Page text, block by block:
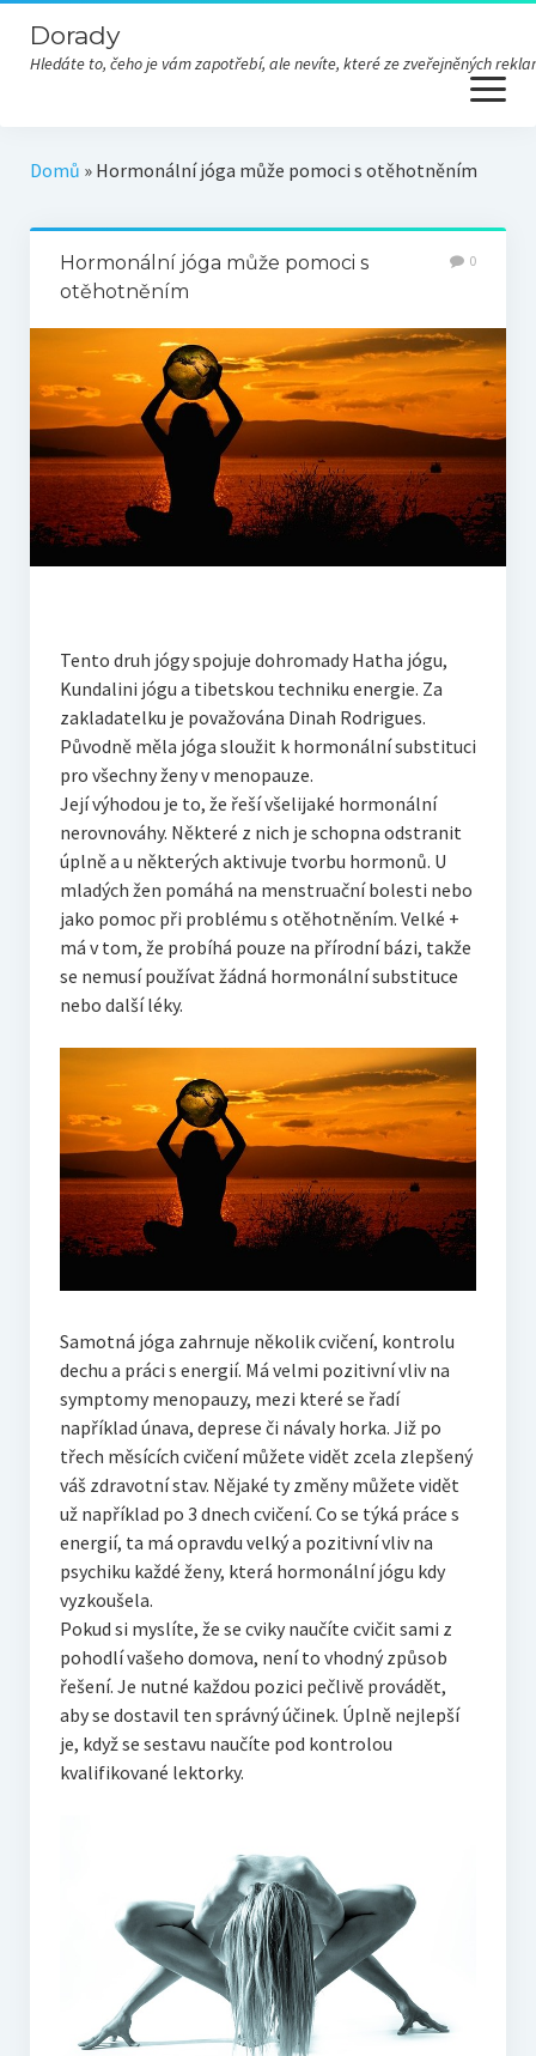
Dorady
Hledáte to, čeho je vám zapotřebí, ale nevíte, které ze zveřejněných
open
menu
Domů » Hormonální jóga může pomoci s otěhotněním
Hormonální jóga může pomoci s
otěhotněním
0
Tento druh jógy spojuje dohromady Hatha jógu,
Kundalini jógu a tibetskou techniku energie. Za
zakladatelku je považována Dinah Rodrigues.
Původně měla jóga sloužit k hormonální substituci
pro všechny ženy v menopauze.
Její výhodou je to, že řeší všelijaké hormonální
nerovnováhy. Některé z nich je schopna odstranit
úplně a u některých aktivuje tvorbu hormonů. U
mladých žen pomáhá na menstruační bolesti nebo
jako pomoc při problému s otěhotněním. Velké +
má v tom, že probíhá pouze na přírodní bázi, takže
se nemusí používat žádná hormonální substituce
nebo další léky.
Samotná jóga zahrnuje několikcvičení, kontrolu
dechu a práci s energií. Má velmi pozitivní vliv na
symptomy menopauzy, mezi které se řadí
například únava, deprese či návaly horka. Již po
třech měsících cvičení můžete vidět zcela zlepšený
váš zdravotní stav. Nějaké ty změny můžete vidět
už například po 3 dnech cvičení. Co se týká práce s
energií, ta má opravdu velký a pozitivní vliv na
psychiku každé ženy, která hormonální jógu kdy
vyzkoušela.
Pokud si myslíte, že se cviky naučíte cvičit sami z
pohodlí vašeho domova, není to vhodný způsob
řešení. Je nutné každou pozici pečlivě provádět,
aby se dostavil ten správný účinek. Úplně nejlepší
je, když se sestavu naučíte pod kontrolou
kvalifikované lektorky.